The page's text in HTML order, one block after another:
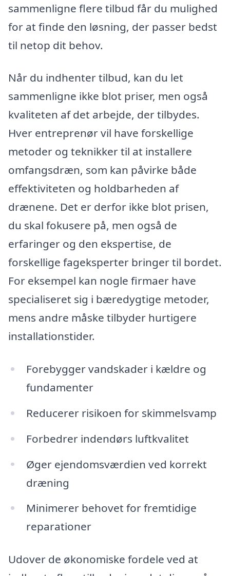
sammenligne flere tilbud får du mulighed
for at finde den løsning, der passer bedst
til netop dit behov.
Når du indhenter tilbud, kan du let
sammenligne ikke blot priser, men også
kvaliteten af det arbejde, der tilbydes.
Hver entreprenør vil have forskellige
metoder og teknikker til at installere
omfangsdræn, som kan påvirke både
effektiviteten og holdbarheden af
drænene. Det er derfor ikke blot prisen,
du skal fokusere på, men også de
erfaringer og den ekspertise, de
forskellige fageksperter bringer til bordet.
For eksempel kan nogle firmaer have
specialiseret sig i bæredygtige metoder,
mens andre måske tilbyder hurtigere
installationstider.
Forebygger vandskader i kældre og
fundamenter
Reducerer risikoen for skimmelsvamp
Forbedrer indendørs luftkvalitet
Øger ejendomsværdien ved korrekt
dræning
Minimerer behovet for fremtidige
reparationer
Udover de økonomiske fordele ved at